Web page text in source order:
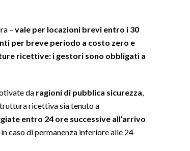
– vale per locazioni brevi entro i 30
per breve periodo a costo zero e
ricettive: i gestori sono obbligati a
da ragioni di pubblica sicurezza,
ricettiva sia tenuto a
entro 24 ore successive all’arrivo
caso di permanenza inferiore alle 24